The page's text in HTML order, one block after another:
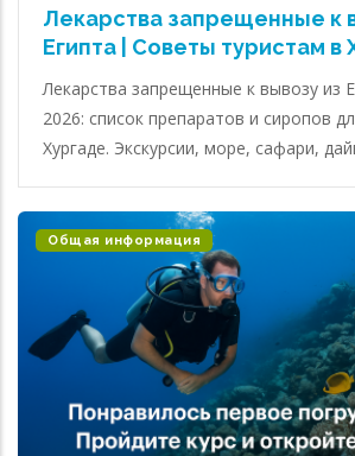
Лекарства запрещенные к
Египта | Советы туристам в
Лекарства запрещенные к вывозу из
2026: список препаратов и сиропов
Хургаде. Экскурсии, море, сафари,
Общая информация